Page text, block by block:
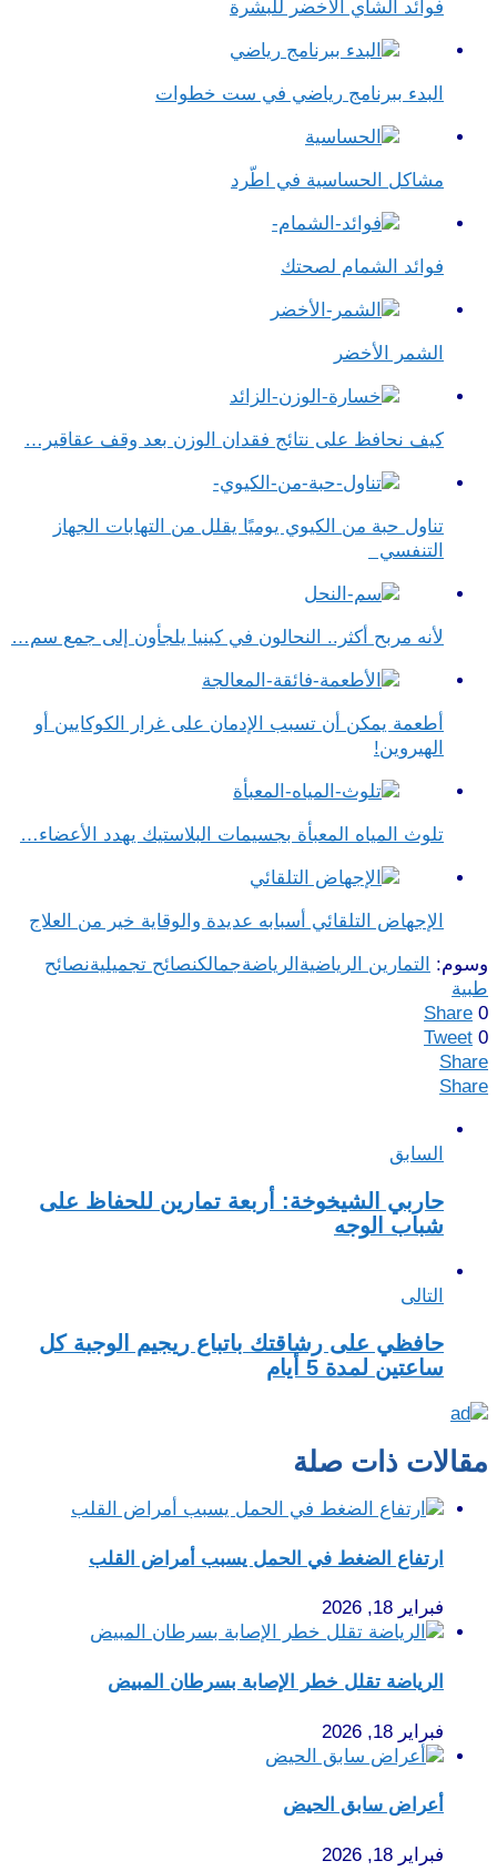
فوائد الشاي الأخضر للبشرة
البدء ببرنامج رياضي في ست خطوات
مشاكل الحساسية في اطّرد
فوائد الشمام لصحتك
الشمر الأخضر
كيف نحافظ على نتائج فقدان الوزن بعد وقف عقاقير…
تناول حبة من الكيوي يوميًا يقلل من التهابات الجهاز
التنفسي
لأنه مربح أكثر.. النحالون في كينيا يلجأون إلى جمع سم…
أطعمة يمكن أن تسبب الإدمان على غرار الكوكايين أو
الهيروين!
تلوث المياه المعبأة بجسيمات البلاستيك يهدد الأعضاء…
الإجهاض التلقائي أسبابه عديدة والوقاية خير من العلاج
وسوم: التمارين الرياضية الرياضةجمالكنصائح تجميليةنصائح
طبية
Share 0
Tweet 0
Share
Share
السابق
حاربي الشيخوخة: أربعة تمارين للحفاظ على
شباب الوجه
التالى
حافظي على رشاقتك باتباع ريجيم الوجبة كل
ساعتين لمدة 5 أيام
مقالات ذات صلة
ارتفاع الضغط في الحمل يسبب أمراض القلب
فبراير 18, 2026
الرياضة تقلل خطر الإصابة بسرطان المبيض
فبراير 18, 2026
أعراض سابق الحيض
فبراير 18, 2026